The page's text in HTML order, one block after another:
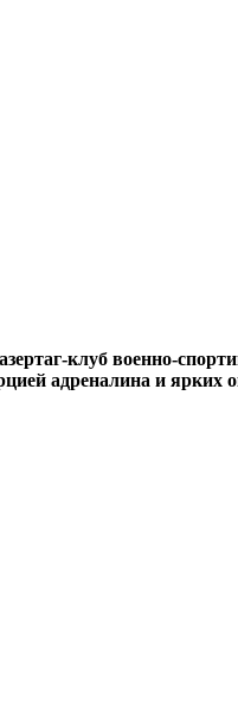
клуб военно-
адреналина и